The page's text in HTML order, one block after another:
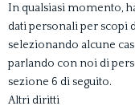
In qualsiasi momento,
dati personali per scopi
selezionando alcune
parlando con noi di
sezione 6 di seguito.
Altri diritti